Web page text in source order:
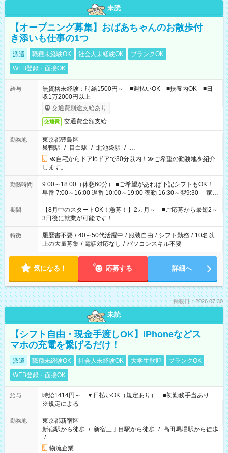
未読
【オープニング募集】おばあちゃんのお散歩付
き添いも仕事の1つ
派遣 職種未経験OK 社会人未経験OK
ブランクOK
WEB登録・面接OK
給与
無資格未経験：時給1500円～ ■週払いOK ■扶養内OK ■日
収1万2000円以上
交通費別途支給あり
交通費 交通費全額支給
勤務地
東京都豊島区
巣鴨駅 / 目白駅 / 北池袋駅 / …
≪自宅からドアtoドアで30分以内！≫ご希望の勤務地を紹介
します。
勤務時間
9:00～18:00（休憩60分） ■ご希望があれば下記シフトもOK！
早番 7:00～16:00 遅番 10:00～19:00 夜勤 16:30～翌9:30 「家族
と休みを合わせたい」 「余裕を持って夕飯の準備がしたい」
「できれば残業はしたくない」 など、ご希望を教えてください
ね。 ※Wワーク希望の方へ 今ご覧のお仕事で希望する勤務時間
と、もう1つのお仕事の勤務時間。 合計で週40時間を超える場
合は応募できません。
期間
【8月中のスタートOK！急募！】2カ月～ ■ご応募から最短2～
3日後に就業が可能です！
特徴 履歴書不要 / 40～50代活躍中 / 服装自由 / シフト勤務 / 10名以
上の大量募集 / 電話対応なし / パソコンスキル不要
気になる！ 応募する 詳細へ
掲載日：2026.07.30
未読
【シフト自由・現金手渡しOK】iPhoneなどス
マホの充電を繋げるだけ！
派遣 職種未経験OK 社会人未経験OK 大学生歓迎
ブランクOK
WEB登録・面接OK
給与
時給1414円～ ▼日払いOK（規定あり） ■初勤務手当あり
※規定による
勤務地
東京都新宿区
新宿駅から徒歩 / 新宿三丁目駅から徒歩 / 高田馬場駅から徒歩
/ …
物流企業